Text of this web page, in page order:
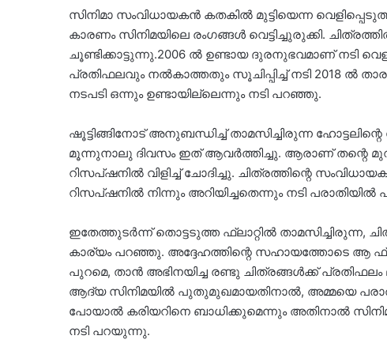
സിനിമാ സംവിധായകന്‍ കതകില്‍ മുട്ടിയെന്ന
കാരണം സിനിമയിലെ രംഗങ്ങള്‍ വെട്ടിച്ചുരുക്കി.
ചൂണ്ടിക്കാട്ടുന്നു.2006 ല്‍ ഉണ്ടായ ദുരനുഭവമാണ് നടി
പ്രതിഫലവും നല്‍കാത്തതും സൂചിപ്പിച്ച് നടി 2018 ല്‍
നടപടി ഒന്നും ഉണ്ടായില്ലെന്നും നടി പറഞ്ഞു.
ഷൂട്ടിങ്ങിനോട് അനുബന്ധിച്ച് താമസിച്ചിരുന്ന
മൂന്നുനാലു ദിവസം ഇത് ആവര്‍ത്തിച്ചു. ആരാണ് തന്റെ
റിസപ്ഷനില്‍ വിളിച്ച് ചോദിച്ചു. ചിത്രത്തിന്റെ
റിസപ്ഷനില്‍ നിന്നും അറിയിച്ചതെന്നും നടി
ഇതേത്തുടര്‍ന്ന് തൊട്ടടുത്ത ഫ്‌ലാറ്റില്‍ താമസിച്ചിരുന്ന,
കാര്യം പറഞ്ഞു. അദ്ദേഹത്തിന്റെ സഹായത്തോടെ ആ
പുറമെ, താന്‍ അഭിനയിച്ച രണ്ടു ചിത്രങ്ങള്‍ക്ക് പ്രതിഫലം
ആദ്യ സിനിമയില്‍ പുതുമുഖമായതിനാല്‍, അമ്മയെ
പോയാല്‍ കരിയറിനെ ബാധിക്കുമെന്നും അതിനാല്‍
നടി പറയുന്നു.